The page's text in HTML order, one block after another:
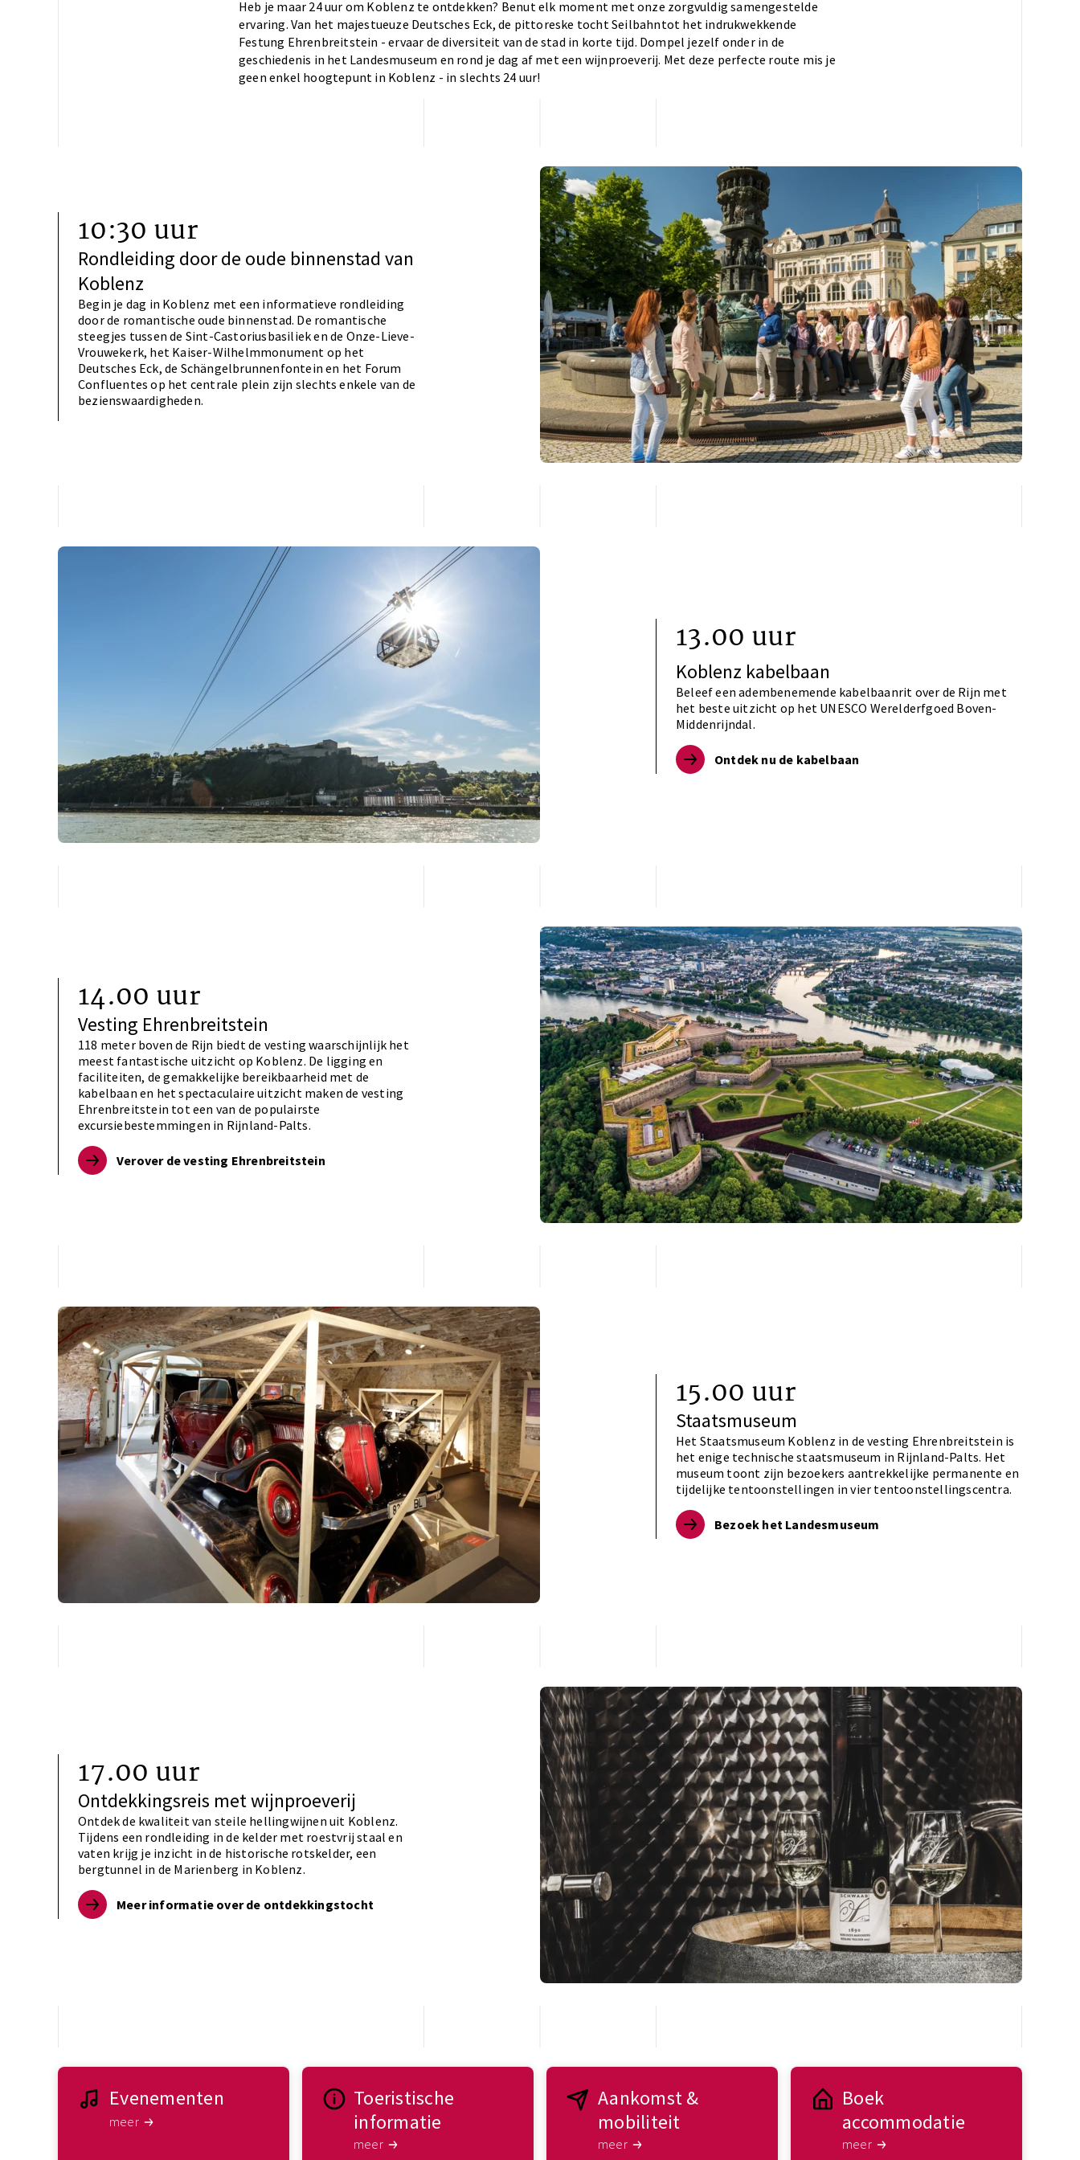
Heb je maar 24 uur om Koblenz te ontdekken? Benut elk moment met onze zorgvuldig samengestelde
ervaring. Van het majestueuze Deutsches Eck, de pittoreske tocht Seilbahntot het indrukwekkende
Festung Ehrenbreitstein - ervaar de diversiteit van de stad in korte tijd. Dompel jezelf onder in de
geschiedenis in het Landesmuseum en rond je dag af met een wijnproeverij. Met deze perfecte route mis je
geen enkel hoogtepunt in Koblenz - in slechts 24 uur!
10:30 uur
Rondleiding door de oude binnenstad van
Koblenz
Begin je dag in Koblenz met een informatieve rondleiding
door de romantische oude binnenstad. De romantische
steegjes tussen de Sint-Castoriusbasiliek en de Onze-Lieve-
Vrouwekerk, het Kaiser-Wilhelmmonument op het
Deutsches Eck, de Schängelbrunnenfontein en het Forum
Confluentes op het centrale plein zijn slechts enkele van de
bezienswaardigheden.
13.00 uur
Koblenz kabelbaan
Beleef een adembenemende kabelbaanrit over de Rijn met
het beste uitzicht op het UNESCO Werelderfgoed Boven-
Middenrijndal.
Ontdek nu de kabelbaan
14.00 uur
Vesting Ehrenbreitstein
118 meter boven de Rijn biedt de vesting waarschijnlijk het
meest fantastische uitzicht op Koblenz. De ligging en
faciliteiten, de gemakkelijke bereikbaarheid met de
kabelbaan en het spectaculaire uitzicht maken de vesting
Ehrenbreitstein tot een van de populairste
excursiebestemmingen in Rijnland-Palts.
Verover de vesting Ehrenbreitstein
15.00 uur
Staatsmuseum
Het Staatsmuseum Koblenz in de vesting Ehrenbreitstein is
het enige technische staatsmuseum in Rijnland-Palts. Het
museum toont zijn bezoekers aantrekkelijke permanente en
tijdelijke tentoonstellingen in vier tentoonstellingscentra.
Bezoek het Landesmuseum
17.00 uur
Ontdekkingsreis met wijnproeverij
Ontdek de kwaliteit van steile hellingwijnen uit Koblenz.
Tijdens een rondleiding in de kelder met roestvrij staal en
vaten krijg je inzicht in de historische rotskelder, een
bergtunnel in de Marienberg in Koblenz.
Meer informatie over de ontdekkingstocht
Evenementen
meer
Toeristische
informatie
meer
Aankomst &
mobiliteit
meer
Boek
accommodatie
meer